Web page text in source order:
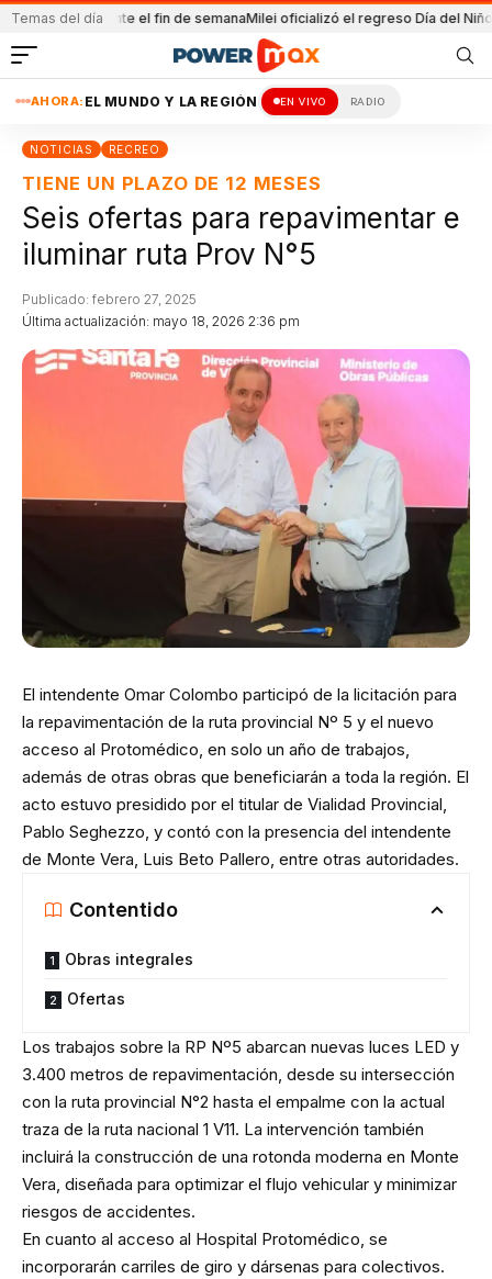
Temas del día
durante el fin de semanaMilei oficializó el regreso Día del Niño
AHORA: EL MUNDO Y LA REGIÓN EN VIVO RADIO
NOTICIAS RECREO
TIENE UN PLAZO DE 12 MESES
Seis ofertas para repavimentar e
iluminar ruta Prov N°5
Última actualización: mayo 18, 2026 2:36 pm
Publicado: febrero 27, 2025
El intendente Omar Colombo participó de la licitación para
la repavimentación de la ruta provincial Nº 5 y el nuevo
acceso al Protomédico, en solo un año de trabajos,
además de otras obras que beneficiarán a toda la región. El
acto estuvo presidido por el titular de Vialidad Provincial,
Pablo Seghezzo, y contó con la presencia del intendente
de Monte Vera, Luis Beto Pallero, entre otras autoridades.
Contentido
Obras integrales
Ofertas
Los trabajos sobre la RP Nº5 abarcan nuevas luces LED y
3.400 metros de repavimentación, desde su intersección
con la ruta provincial N°2 hasta el empalme con la actual
traza de la ruta nacional 1 V11. La intervención también
incluirá la construcción de una rotonda moderna en Monte
Vera, diseñada para optimizar el flujo vehicular y minimizar
riesgos de accidentes.
En cuanto al acceso al Hospital Protomédico, se
incorporarán carriles de giro y dársenas para colectivos.